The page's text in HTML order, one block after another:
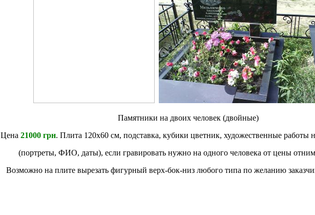
Памятники на двоих человек (двойные)
Цена 21000 грн. Плита 120х60 см, подставка, кубики цветник, художественные работы
(портреты, ФИО, даты), если гравировать нужно на одного человека от цены
Возможно на плите вырезать фигурный верх-бок-низ любого типа по желанию